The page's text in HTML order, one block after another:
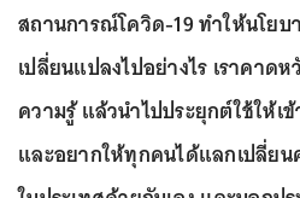
สถานการณ์โควิด-19 ทำให้นโยบ
เปลี่ยนแปลงไปอย่างไร เราคาด
ความรู้ แล้วนำไปประยุกต์ใช้ให้
และอยากให้ทุกคนได้แลกเปลี่ย